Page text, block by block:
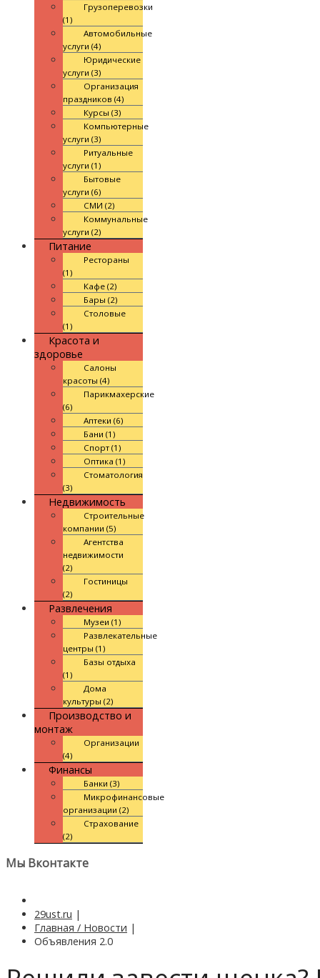
Грузоперевозки
(1)
Автомобильные
услуги (4)
Юридические
услуги (3)
Организация
праздников (4)
Курсы (3)
Компьютерные
услуги (3)
Ритуальные
услуги (1)
Бытовые
услуги (6)
СМИ (2)
Коммунальные
услуги (2)
Питание
Рестораны
(1)
Кафе (2)
Бары (2)
Столовые
(1)
Красота и
здоровье
Салоны
красоты (4)
Парикмахерские
(6)
Аптеки (6)
Бани (1)
Спорт (1)
Оптика (1)
Стоматология
(3)
Недвижимость
Строительные
компании (5)
Агентства
недвижимости
(2)
Гостиницы
(2)
Развлечения
Музеи (1)
Развлекательные
центры (1)
Базы отдыха
(1)
Дома
культуры (2)
Производство и
монтаж
Организации
(4)
Финансы
Банки (3)
Микрофинансовые
организации (2)
Страхование
(2)
Мы Вконтакте
29ust.ru |
Главная / Новости |
Объявления 2.0